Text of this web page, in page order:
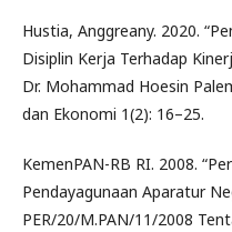
Hustia, Anggreany. 2020.
Disiplin Kerja Terhadap
Dr. Mohammad Hoesin
dan Ekonomi 1(2): 16–25.
KemenPAN-RB RI. 2008.
Pendayagunaan Aparatur
PER/20/M.PAN/11/2008